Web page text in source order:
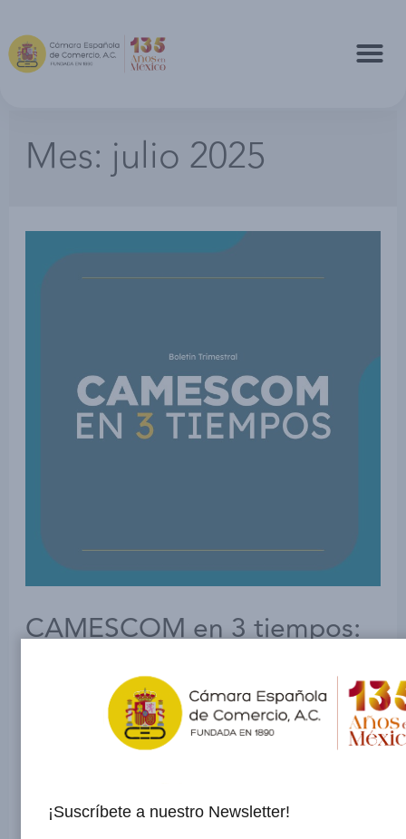
Mes: julio 2025
CAMESCOM en 3 tiempos:
Dejar un comentario / Uncategorized/ Por
tres meses: nuevos vínculos que fortalecen
¡Suscríbete a nuestro Newsletter!